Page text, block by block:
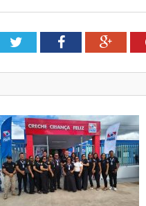
TwitterFacebook